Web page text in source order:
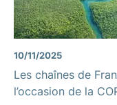
10/11/2025
Les chaînes de
l’occasion de la